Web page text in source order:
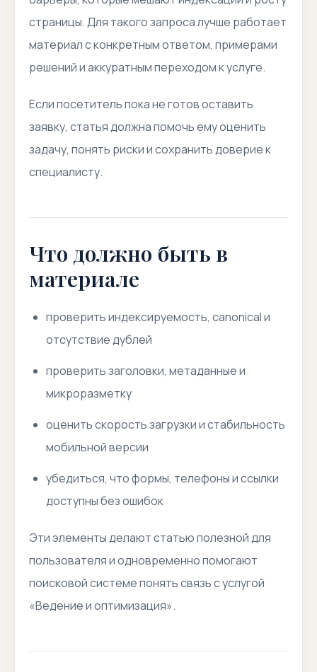
страницы. Для такого запроса лучше работает
материал с конкретным ответом, примерами
решений и аккуратным переходом к услуге.
Если посетитель пока не готов оставить
заявку, статья должна помочь ему оценить
задачу, понять риски и сохранить доверие к
специалисту.
Что должно быть в
материале
проверить индексируемость, canonical и
отсутствие дублей
проверить заголовки, метаданные и
микроразметку
оценить скорость загрузки и стабильность
мобильной версии
убедиться, что формы, телефоны и ссылки
доступны без ошибок
Эти элементы делают статью полезной для
пользователя и одновременно помогают
поисковой системе понять связь с услугой
«Ведение и оптимизация».